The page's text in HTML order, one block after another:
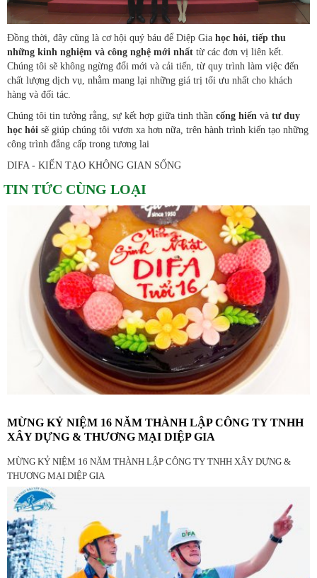
Đồng thời, đây cũng là cơ hội quý báu để Diệp Gia học hỏi, tiếp thu
những kinh nghiệm và công nghệ mới nhất từ các đơn vị liên kết.
Chúng tôi sẽ không ngừng đổi mới và cải tiến, từ quy trình làm việc đến
chất lượng dịch vụ, nhằm mang lại những giá trị tối ưu nhất cho khách
hàng và đối tác.
Chúng tôi tin tưởng rằng, sự kết hợp giữa tinh thần cống hiến và tư duy
học hỏi sẽ giúp chúng tôi vươn xa hơn nữa, trên hành trình kiến tạo những
công trình đẳng cấp trong tương lai
DIFA - KIẾN TẠO KHÔNG GIAN SỐNG
TIN TỨC CÙNG LOẠI
MỪNG KỶ NIỆM 16 NĂM THÀNH LẬP CÔNG TY TNHH
XÂY DỰNG & THƯƠNG MẠI DIỆP GIA
MỪNG KỶ NIỆM 16 NĂM THÀNH LẬP CÔNG TY TNHH XÂY DỰNG &
THƯƠNG MẠI DIỆP GIA